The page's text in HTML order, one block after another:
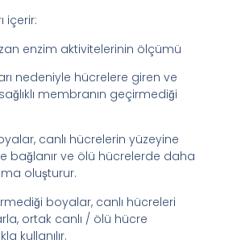
içerir:
enzim aktivitelerinin ölçümü
nedeniyle hücrelere giren ve
membranın geçirmediği
canlı hücrelerin yüzeyine
bağlanır ve ölü hücrelerde daha
oluşturur.
boyalar, canlı hücreleri
ortak canlı / ölü hücre
kullanılır.